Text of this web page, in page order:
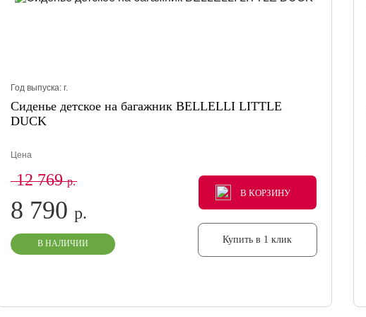
Год выпуска:г.
Сиденье детское на багажник BELLELLI LITTLE
DUCK
Цена
12 769р.
8 790р.
В НАЛИЧИИ
В КОРЗИНУ
В КОРЗИНУ
В КОРЗИНУ
Купить в 1 клик